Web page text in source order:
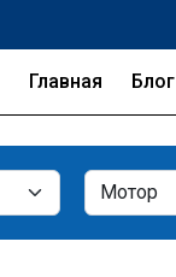
Главная Блог